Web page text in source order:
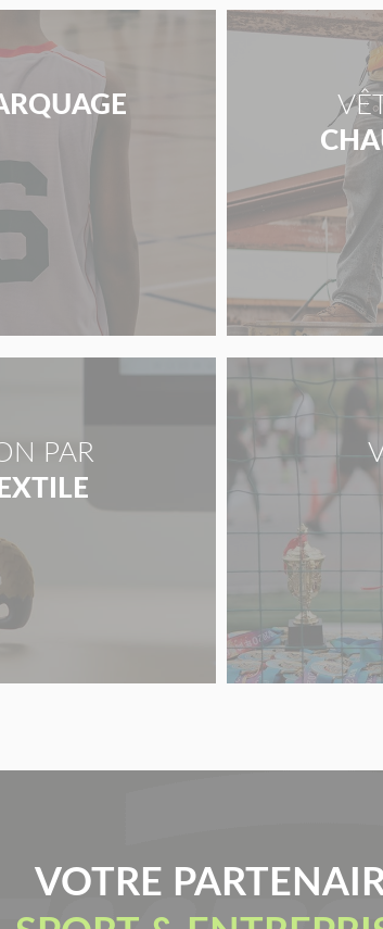
PAR
VOTRE